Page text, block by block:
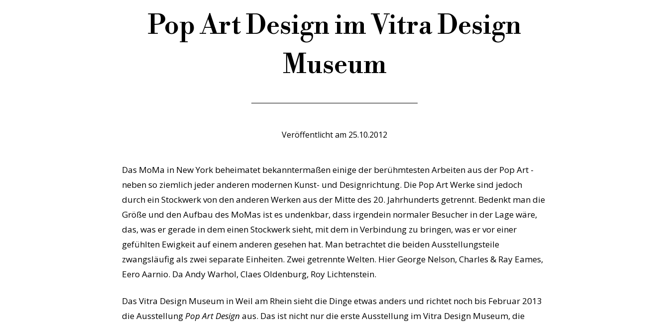
Pop Art Design im Vitra Design
Museum
Veröffentlicht am 25.10.2012
Das MoMa in New York beheimatet bekanntermaßen einige der berühmtesten Arbeiten aus der Pop Art -
neben so ziemlich jeder anderen modernen Kunst- und Designrichtung. Die Pop Art Werke sind jedoch
durch ein Stockwerk von den anderen Werken aus der Mitte des 20. Jahrhunderts getrennt. Bedenkt man die
Größe und den Aufbau des MoMas ist es undenkbar, dass irgendein normaler Besucher in der Lage wäre,
das, was er gerade in dem einen Stockwerk sieht, mit dem in Verbindung zu bringen, was er vor einer
gefühlten Ewigkeit auf einem anderen gesehen hat. Man betrachtet die beiden Ausstellungsteile
zwangsläufig als zwei separate Einheiten. Zwei getrennte Welten. Hier George Nelson, Charles & Ray Eames,
Eero Aarnio. Da Andy Warhol, Claes Oldenburg, Roy Lichtenstein.
Das Vitra Design Museum in Weil am Rhein sieht die Dinge etwas anders und richtet noch bis Februar 2013
die AusstellungPop Art Design aus. Das ist nicht nur die erste Ausstellung im Vitra Design Museum, die